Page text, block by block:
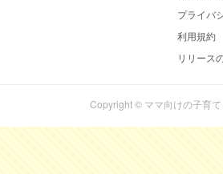
プライバ
利用規約
リリース
Copyright © ママ向けの子育